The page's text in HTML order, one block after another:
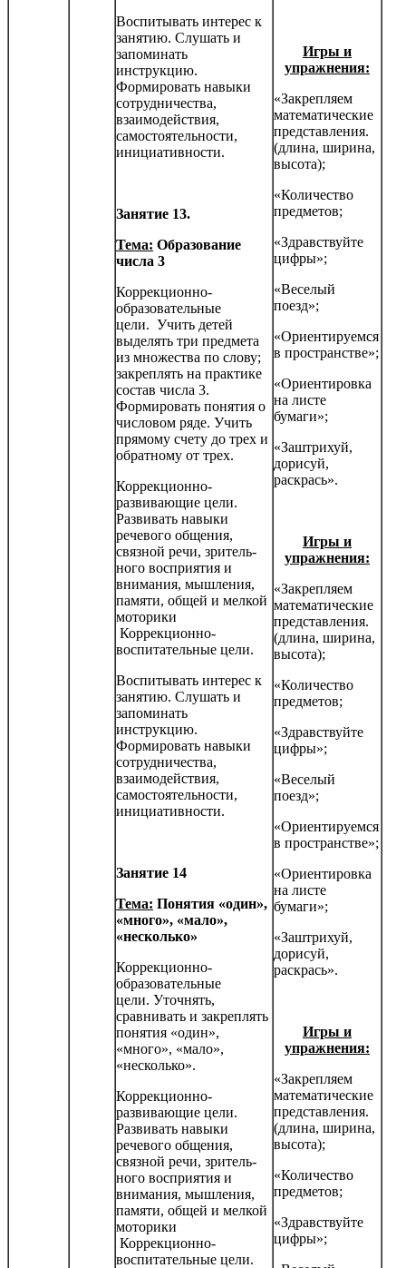
Воспитывать интерес к
занятию. Слушать и
запоминать
инструкцию.
Формировать навыки
сотрудничества,
взаимодействия,
самостоятельности,
инициатив­ности.
Занятие 13.
Тема: Образование
числа 3
Коррекционно-
образовательные
цели. Учить детей
выделять три предмета
из множества по слову;
закреплять на практике
состав числа 3.
Формировать понятия о
числовом ряде. Учить
прямому счету до трех и
об­ратному от трех.
Коррекционно-
развивающие цели.
Развивать навыки
речевого общения,
связной речи, зритель­
ного восприятия и
внимания, мышления,
памяти, общей и мелкой
моторики
Коррекционно-
воспитательные цели.
Воспитывать интерес к
занятию. Слушать и
запоминать
инструкцию.
Формировать навыки
сотрудничества,
взаимодействия,
самостоятельности,
инициатив­ности.
Занятие 14
Тема: Понятия «один»,
«много», «мало»,
«несколько»
Коррекционно-
образовательные
цели. Уточнять,
сравнивать и закреплять
понятия «один»,
«много», «мало»,
«несколько».
Коррекционно-
развивающие цели.
Развивать навыки
речевого общения,
связной речи, зритель­
ного восприятия и
внимания, мышления,
памяти, общей и мелкой
моторики
Коррекционно-
воспитательные цели.
Игры и
упражнения:
«Закрепляем
математические
представления.
(длина, ширина,
высота);
«Количество
предметов;
«Здравствуйте
цифры»;
«Веселый
поезд»;
«Ориентируемся
в пространстве»;
«Ориентировка
на листе
бумаги»;
«Заштрихуй,
дорисуй,
раскрась».
Игры и
упражнения:
«Закрепляем
математические
представления.
(длина, ширина,
высота);
«Количество
предметов;
«Здравствуйте
цифры»;
«Веселый
поезд»;
«Ориентируемся
в пространстве»;
«Ориентировка
на листе
бумаги»;
«Заштрихуй,
дорисуй,
раскрась».
Игры и
упражнения:
«Закрепляем
математические
представления.
(длина, ширина,
высота);
«Количество
предметов;
«Здравствуйте
цифры»;